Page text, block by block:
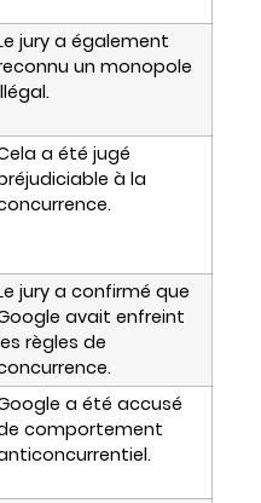
jury a également
un monopole
a été jugé
à la
jury a confirmé que
avait enfreint
règles de
a été accusé
comportement